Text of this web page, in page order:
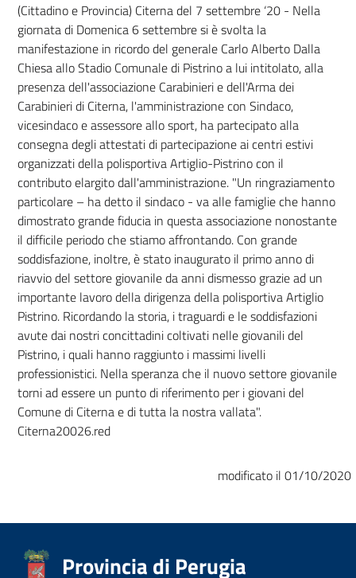
(Cittadino e Provincia) Citerna del 7 settembre ‘20 - Nella
giornata di Domenica 6 settembre si è svolta la
manifestazione in ricordo del generale Carlo Alberto Dalla
Chiesa allo Stadio Comunale di Pistrino a lui intitolato, alla
presenza dell'associazione Carabinieri e dell'Arma dei
Carabinieri di Citerna, l'amministrazione con Sindaco,
vicesindaco e assessore allo sport, ha partecipato alla
consegna degli attestati di partecipazione ai centri estivi
organizzati della polisportiva Artiglio-Pistrino con il
contributo elargito dall'amministrazione. "Un ringraziamento
particolare – ha detto il sindaco - va alle famiglie che hanno
dimostrato grande fiducia in questa associazione nonostante
il difficile periodo che stiamo affrontando. Con grande
soddisfazione, inoltre, è stato inaugurato il primo anno di
riavvio del settore giovanile da anni dismesso grazie ad un
importante lavoro della dirigenza della polisportiva Artiglio
Pistrino. Ricordando la storia, i traguardi e le soddisfazioni
avute dai nostri concittadini coltivati nelle giovanili del
Pistrino, i quali hanno raggiunto i massimi livelli
professionistici. Nella speranza che il nuovo settore giovanile
torni ad essere un punto di riferimento per i giovani del
Comune di Citerna e di tutta la nostra vallata".
Citerna20026.red
modificato il 01/10/2020
Provincia di Perugia